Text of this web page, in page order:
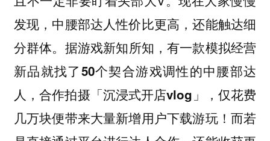
发现，中腰部达人性价比更高，还能触达细
分群体。 据游戏新知所知，有一款模拟经营
新品就找了50个契合游戏调性的中腰部达
人，合作拍摄「沉浸式开店vlog」，仅花费
几万块便带来大量新增用户下载游玩！而若